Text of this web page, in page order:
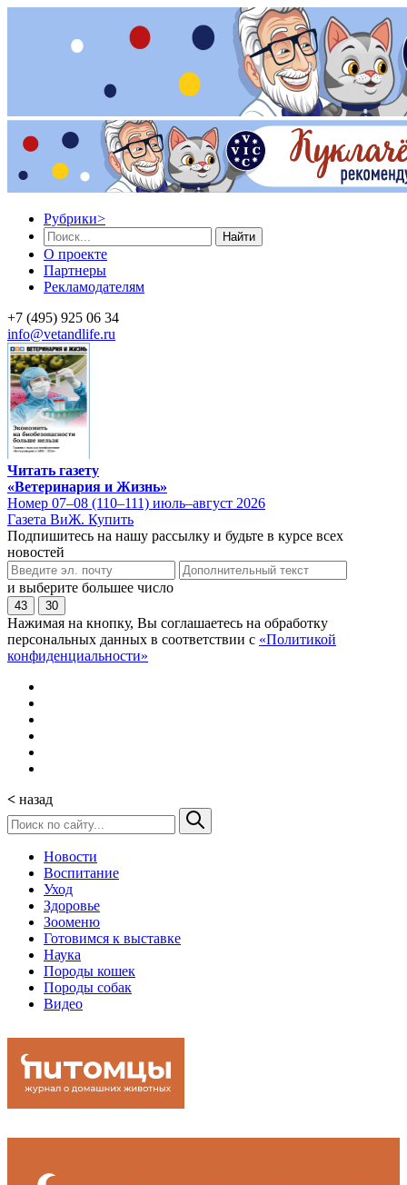
Рубрики>
Найти
О проекте
Партнеры
Рекламодателям
+7 (495) 925 06 34
info@vetandlife.ru
Читать газету
«Ветеринария и Жизнь»
Номер 07–08 (110–111) июль–август 2026
Газета ВиЖ. Купить
Подпишитесь на нашу рассылку и будьте в курсе всех
новостей
и выберите большее число
43 30
Нажимая на кнопку, Вы соглашаетесь на обработку
персональных данных в соответствии с «Политикой
конфиденциальности»
< назад
Новости
Воспитание
Уход
Здоровье
Зооменю
Готовимся к выставке
Наука
Породы кошек
Породы собак
Видео